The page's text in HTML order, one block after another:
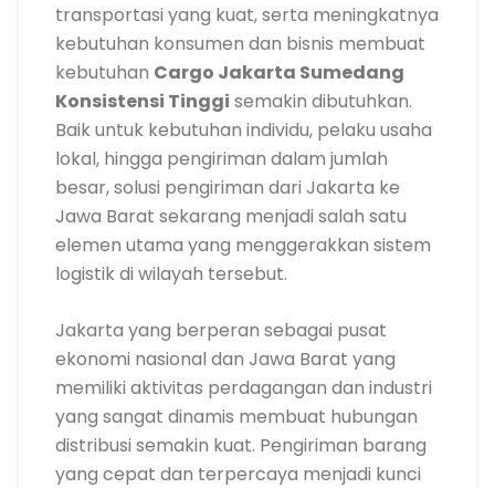
transportasi yang kuat, serta meningkatnya
kebutuhan konsumen dan bisnis membuat
kebutuhan Cargo Jakarta Sumedang
Konsistensi Tinggi semakin dibutuhkan.
Baik untuk kebutuhan individu, pelaku usaha
lokal, hingga pengiriman dalam jumlah
besar, solusi pengiriman dari Jakarta ke
Jawa Barat sekarang menjadi salah satu
elemen utama yang menggerakkan sistem
logistik di wilayah tersebut.
Jakarta yang berperan sebagai pusat
ekonomi nasional dan Jawa Barat yang
memiliki aktivitas perdagangan dan industri
yang sangat dinamis membuat hubungan
distribusi semakin kuat. Pengiriman barang
yang cepat dan terpercaya menjadi kunci